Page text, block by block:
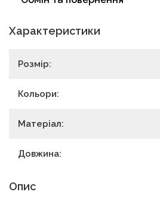
Характеристики
Розмір:
Кольори:
Матеріал:
Довжина:
Опис